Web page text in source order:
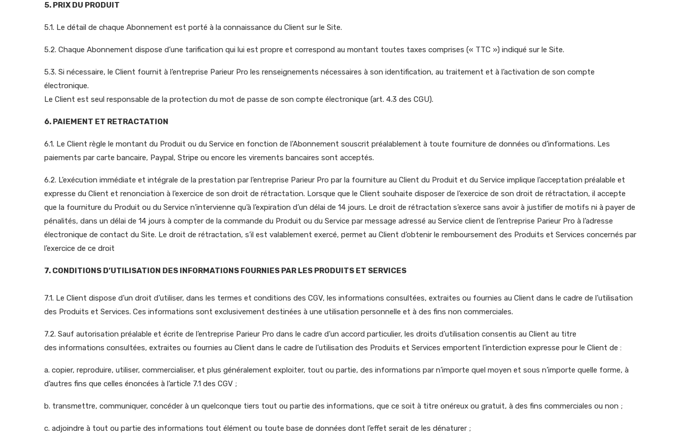
5. PRIX DU PRODUIT
5.1. Le détail de chaque Abonnement est porté à la connaissance du Client sur le Site.
5.2. Chaque Abonnement dispose d’une tarification qui lui est propre et correspond au montant toutes taxes comprises (« TTC ») indiqué sur le Site.
5.3. Si nécessaire, le Client fournit à l’entreprise Parieur Pro les renseignements nécessaires à son identification, au traitement et à l’activation de son compte
électronique.
Le Client est seul responsable de la protection du mot de passe de son compte électronique (art. 4.3 des CGU).
6. PAIEMENT ET RETRACTATION
6.1. Le Client règle le montant du Produit ou du Service en fonction de l’Abonnement souscrit préalablement à toute fourniture de données ou d’informations. Les
paiements par carte bancaire, Paypal, Stripe ou encore les virements bancaires sont acceptés.
6.2. L’exécution immédiate et intégrale de la prestation par l’entreprise Parieur Pro par la fourniture au Client du Produit et du Service implique l’acceptation préalable et
expresse du Client et renonciation à l’exercice de son droit de rétractation. Lorsque que le Client souhaite disposer de l’exercice de son droit de rétractation, il accepte
que la fourniture du Produit ou du Service n’intervienne qu’à l’expiration d’un délai de 14 jours. Le droit de rétractation s’exerce sans avoir à justifier de motifs ni à payer de
pénalités, dans un délai de 14 jours à compter de la commande du Produit ou du Service par message adressé au Service client de l’entreprise Parieur Pro à l’adresse
électronique de contact du Site. Le droit de rétractation, s’il est valablement exercé, permet au Client d’obtenir le remboursement des Produits et Services concernés par
l’exercice de ce droit
7. CONDITIONS D’UTILISATION DES INFORMATIONS FOURNIES PAR LES PRODUITS ET SERVICES
7.1. Le Client dispose d’un droit d’utiliser, dans les termes et conditions des CGV, les informations consultées, extraites ou fournies au Client dans le cadre de l’utilisation
des Produits et Services. Ces informations sont exclusivement destinées à une utilisation personnelle et à des fins non commerciales.
7.2. Sauf autorisation préalable et écrite de l’entreprise Parieur Pro dans le cadre d’un accord particulier, les droits d’utilisation consentis au Client au titre
des informations consultées, extraites ou fournies au Client dans le cadre de l’utilisation des Produits et Services emportent l’interdiction expresse pour le Client de :
a. copier, reproduire, utiliser, commercialiser, et plus généralement exploiter, tout ou partie, des informations par n’importe quel moyen et sous n’importe quelle forme, à
d’autres fins que celles énoncées à l’article 7.1 des CGV ;
b. transmettre, communiquer, concéder à un quelconque tiers tout ou partie des informations, que ce soit à titre onéreux ou gratuit, à des fins commerciales ou non ;
c. adjoindre à tout ou partie des informations tout élément ou toute base de données dont l’effet serait de les dénaturer ;